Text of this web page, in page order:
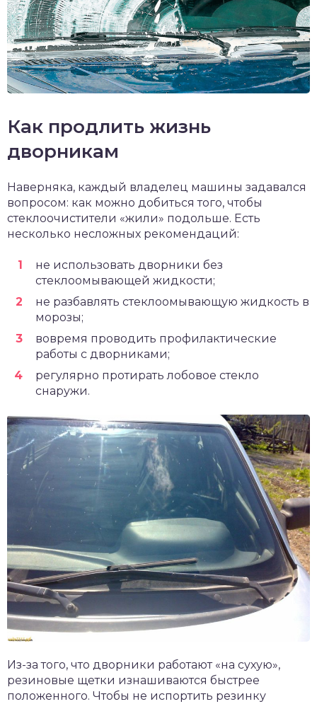
Как продлить жизнь
дворникам
Наверняка, каждый владелец машины задавался
вопросом: как можно добиться того, чтобы
стеклоочистители «жили» подольше. Есть
несколько несложных рекомендаций:
не использовать дворники без
стеклоомывающей жидкости;
не разбавлять стеклоомывающую жидкость в
морозы;
вовремя проводить профилактические
работы с дворниками;
регулярно протирать лобовое стекло
снаружи.
Из-за того, что дворники работают «на сухую»,
резиновые щетки изнашиваются быстрее
положенного. Чтобы не испортить резинку